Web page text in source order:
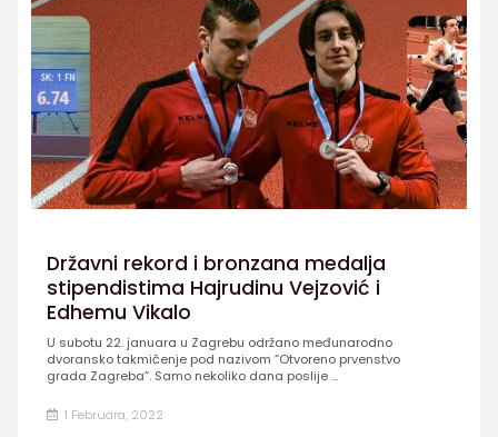
Državni rekord i bronzana medalja
stipendistima Hajrudinu Vejzović i
Edhemu Vikalo
U subotu 22. januara u Zagrebu održano međunarodno
dvoransko takmičenje pod nazivom “Otvoreno prvenstvo
grada Zagreba”. Samo nekoliko dana poslije ...
1 Februara, 2022